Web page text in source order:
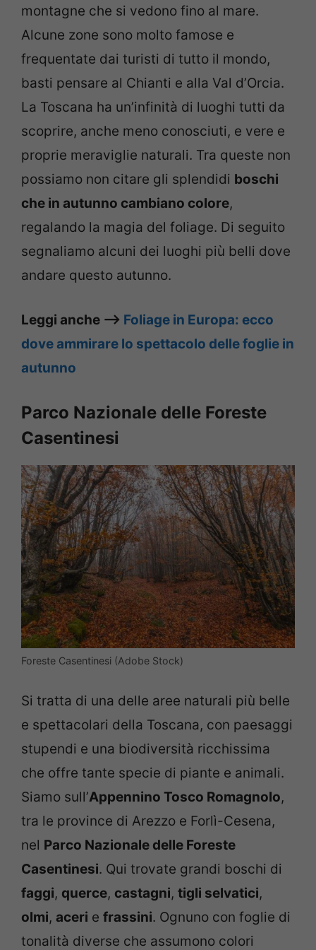
montagne che si vedono fino al mare.
Alcune zone sono molto famose e
frequentate dai turisti di tutto il mondo,
basti pensare al Chianti e alla Val d’Orcia.
La Toscana ha un’infinità di luoghi tutti da
scoprire, anche meno conosciuti, e vere e
proprie meraviglie naturali. Tra queste non
possiamo non citare gli splendidi boschi
che in autunno cambiano colore,
regalando la magia del foliage. Di seguito
segnaliamo alcuni dei luoghi più belli dove
andare questo autunno.
Leggi anche –> Foliage in Europa: ecco
dove ammirare lo spettacolo delle foglie in
autunno
Parco Nazionale delle Foreste
Casentinesi
Foreste Casentinesi (Adobe Stock)
Si tratta di una delle aree naturali più belle
e spettacolari della Toscana, con paesaggi
stupendi e una biodiversità ricchissima
che offre tante specie di piante e animali.
Siamo sull’Appennino Tosco Romagnolo,
tra le province di Arezzo e Forlì-Cesena,
nel Parco Nazionale delle Foreste
Casentinesi. Qui trovate grandi boschi di
faggi, querce, castagni, tigli selvatici,
olmi, aceri e frassini. Ognuno con foglie di
tonalità diverse che assumono colori